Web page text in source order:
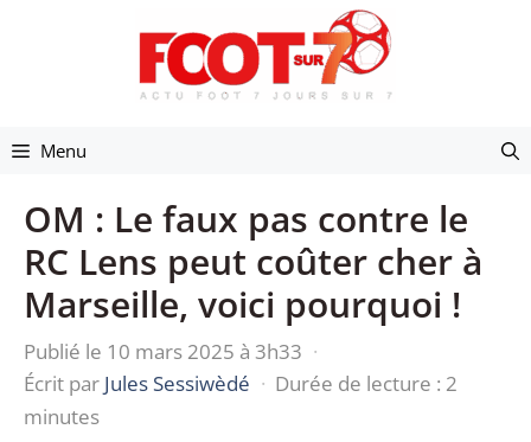
Menu
OM : Le faux pas contre le
RC Lens peut coûter cher à
Marseille, voici pourquoi !
Publié le 10 mars 2025 à 3h33 ·
Écrit par Jules Sessiwèdé · Durée de lecture : 2
minutes